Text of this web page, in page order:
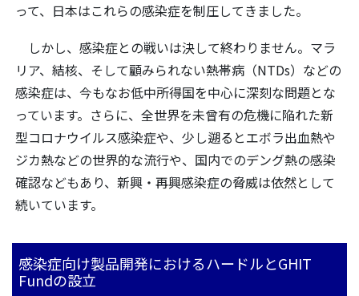
って、日本はこれらの感染症を制圧してきました。
しかし、感染症との戦いは決して終わりません。マラ
リア、結核、そして顧みられない熱帯病（NTDs）などの
感染症は、今もなお低中所得国を中心に深刻な問題とな
っています。さらに、全世界を未曾有の危機に陥れた新
型コロナウイルス感染症や、少し遡るとエボラ出血熱や
ジカ熱などの世界的な流行や、国内でのデング熱の感染
確認などもあり、新興・再興感染症の脅威は依然として
続いています。
感染症向け製品開発におけるハードルとGHIT
Fundの設立